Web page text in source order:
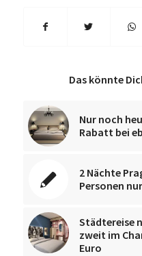
Das könnte
Nur noch
Rabatt bei
2 Nächte
Personen
Städtereise
zweit im
Euro